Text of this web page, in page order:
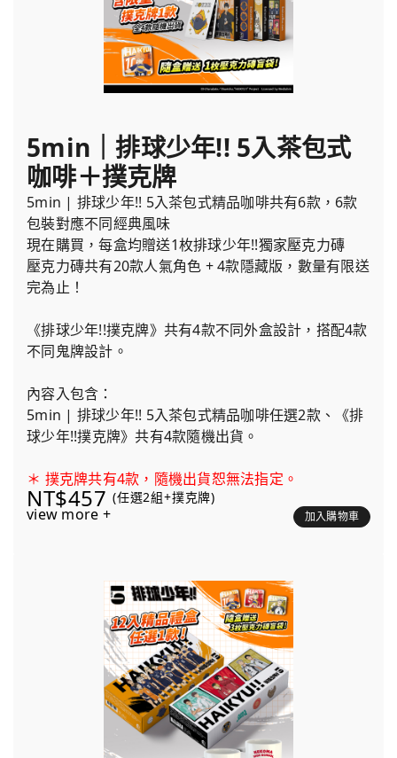
5min｜排球少年!! 5入茶包式
咖啡＋撲克牌
5min | 排球少年!! 5入茶包式精品咖啡共有6款，6款
包裝對應不同經典風味
現在購買，每盒均贈送1枚排球少年!!獨家壓克力磚
壓克力磚共有20款人氣角色 + 4款隱藏版，數量有限送
完為止！
《排球少年!!撲克牌》共有4款不同外盒設計，搭配4款
不同鬼牌設計。
內容入包含：
5min | 排球少年!! 5入茶包式精品咖啡任選2款、《排
球少年!!撲克牌》共有4款隨機出貨。
＊ 撲克牌共有4款，隨機出貨恕無法指定。
NT$457 (任選2組+撲克牌)
view more + 加入購物車